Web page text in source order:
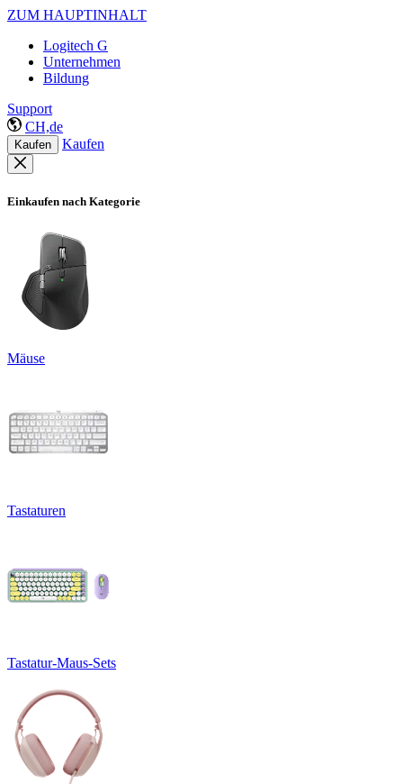
ZUM HAUPTINHALT
Logitech G
Unternehmen
Bildung
Support
CH,de
Kaufen Kaufen
Einkaufen nach Kategorie
Mäuse
Tastaturen
Tastatur-Maus-Sets